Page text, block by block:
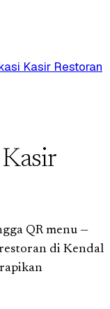
Kasir Restoran
QR menu —
di Kendal